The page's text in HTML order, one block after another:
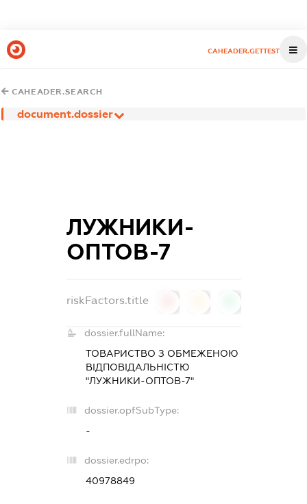
CAHEADER.GETTEST
CAHEADER.SEARCH
document.dossier
ЛУЖНИКИ-
ОПТОВ-7
riskFactors.title
dossier.fullName:
ТОВАРИСТВО З ОБМЕЖЕНОЮ
ВІДПОВІДАЛЬНІСТЮ
"ЛУЖНИКИ-ОПТОВ-7"
dossier.opfSubType:
-
dossier.edrpo:
40978849